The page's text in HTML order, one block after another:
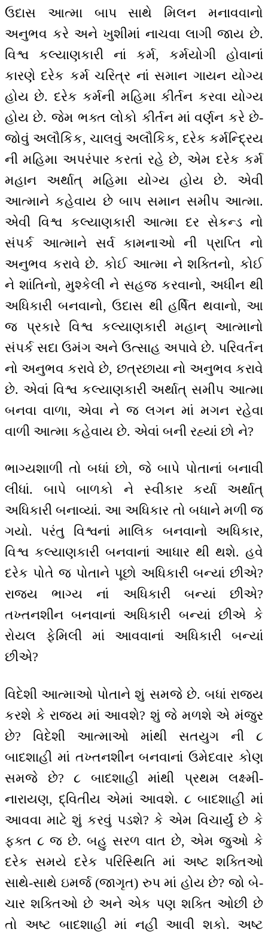
ઉદાસ આત્મા બાપ સાથે મિલન મનાવવાનો
અનુભવ કરે અને ખુશીમાં નાચવા લાગી જાય છે.
વિશ્વ કલ્યાણકારી નાં કર્મ, કર્મયોગી હોવાનાં
કારણે દરેક કર્મ ચરિત્ર નાં સમાન ગાયન યોગ્ય
હોય છે. દરેક કર્મની મહિમા કીર્તન કરવા યોગ્ય
હોય છે. જેમ ભક્ત લોકો કીર્તન માં વર્ણન કરે છે-
જોવું અલૌકિક, ચાલવું અલૌકિક, દરેક કર્મન્દ્રિય
ની મહિમા અપરંપાર કરતાં રહે છે, એમ દરેક કર્મ
મહાન અર્થાત્ મહિમા યોગ્ય હોય છે. એવી
આત્માને કહેવાય છે બાપ સમાન સમીપ આત્મા.
એવી વિશ્વ કલ્યાણકારી આત્મા દર સેકન્ડ નો
સંપર્ક આત્માને સર્વ કામનાઓ ની પ્રાપ્તિ નો
અનુભવ કરાવે છે. કોઈ આત્મા ને શક્તિનો, કોઈ
ને શાંતિનો, મુશ્કેલી ને સહજ કરવાનો, અધીન થી
અધિકારી બનવાનો, ઉદાસ થી હર્ષિત થવાનો, આ
જ પ્રકારે વિશ્વ કલ્યાણકારી મહાન્ આત્માનો
સંપર્ક સદા ઉમંગ અને ઉત્સાહ અપાવે છે. પરિવર્તન
નો અનુભવ કરાવે છે, છત્રછાયા નો અનુભવ કરાવે
છે. એવાં વિશ્વ કલ્યાણકારી અર્થાત્ સમીપ આત્મા
બનવા વાળા, એવા ને જ લગન માં મગન રહેવા
વાળી આત્મા કહેવાય છે. એવાં બની રહ્યાં છો ને?
ભાગ્યશાળી તો બધાં છો, જે બાપે પોતાનાં બનાવી
લીધાં. બાપે બાળકો ને સ્વીકાર કર્યા અર્થાત્
અધિકારી બનાવ્યાં. આ અધિકાર તો બધાને મળી જ
ગયો. પરંતુ વિશ્વનાં માલિક બનવાનો અધિકાર,
વિશ્વ કલ્યાણકારી બનવાનાં આધાર થી થશે. હવે
દરેક પોતે જ પોતાને પૂછો અધિકારી બન્યાં છીએ?
રાજ્ય ભાગ્ય નાં અધિકારી બન્યાં છીએ?
તખ્તનશીન બનવાનાં અધિકારી બન્યાં છીએ કે
રોયલ ફેમિલી માં આવવાનાં અધિકારી બન્યાં
છીએ?
વિદેશી આત્માઓ પોતાને શું સમજે છે. બધાં રાજ્ય
કરશે કે રાજ્ય માં આવશે? શું જે મળશે એ મંજુર
છે? વિદેશી આત્માઓ માંથી સતયુગ ની ૮
બાદશાહી માં તખ્તનશીન બનવાનાં ઉમેદવાર કોણ
સમજે છે? ૮ બાદશાહી માંથી પ્રથમ લક્ષ્મી-
નારાયણ, દ્વિતીય એમાં આવશે. ૮ બાદશાહી માં
આવવા માટે શું કરવું પડશે? કે એમ વિચાર્યું છે કે
ફક્ત ૮ જ છે. બહુ સરળ વાત છે, એમ જુઓ કે
દરેક સમયે દરેક પરિસ્થિતિ માં અષ્ટ શક્તિઓ
સાથે-સાથે ઇમર્જ (જાગૃત) રુપ માં હોય છે? જો બે-
ચાર શક્તિઓ છે અને એક પણ શક્તિ ઓછી છે
તો અષ્ટ બાદશાહી માં નહીં આવી શકો. અષ્ટ